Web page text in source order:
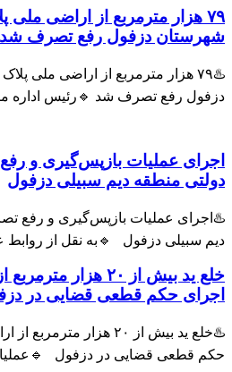
هزار مترمربع از اراضی ملی
دزفول رفع تصرف شد
♨️۷۹ هزار مترمربع از اراضی ملی پلاک
رفع تصرف شد 🔹رئیس اداره منابع
عملیات بازپس‌گیری و رفع
منطقه دیم سبیلی دزفول
عملیات بازپس‌گیری و رفع تصرف
دزفول 🔹به نقل از روابط
خلع ید بیش از ۲۰ هزار
حکم قطعی قضایی در دزفول
♨️خلع ید بیش از ۲۰ هزار مترمربع
قطعی قضایی در دزفول 🔹عملیات